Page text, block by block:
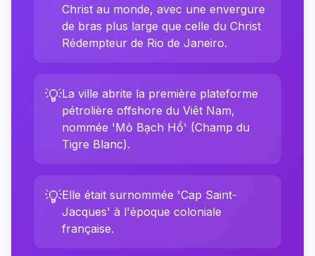
Christ au monde, avec une envergure
de bras plus large que celle du Christ
Rédempteur de Rio de Janeiro.
💡La ville abrite la première plateforme
pétrolière offshore du Viêt Nam,
nommée 'Mỏ Bạch Hổ' (Champ du
Tigre Blanc).
💡Elle était surnommée 'Cap Saint-
Jacques' à l'époque coloniale
française.